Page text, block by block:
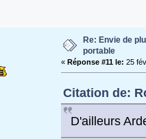
Re: Envie de
portable
« Réponse #11 le: 25
Citation de:
D'ailleurs